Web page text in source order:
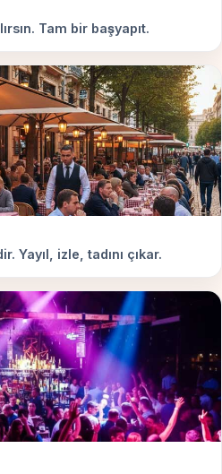
Tam bir başyapıt.
Yayıl, izle, tadını çıkar.